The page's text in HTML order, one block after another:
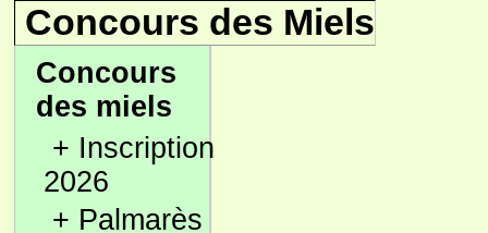
Concours des Miels
Concours
des miels
+ Inscription
2026
+ Palmarès